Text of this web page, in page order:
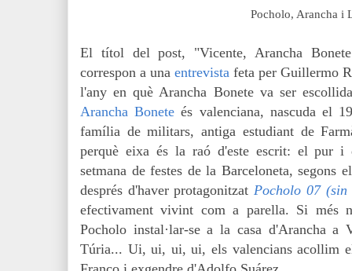
Pocholo, Arancha i
El títol del post, "Vicente, Arancha
correspon a una entrevista feta per Guillermo
l'any en què Arancha Bonete va ser
Arancha Bonete és valenciana, nascuda el
família de militars, antiga estudiant de
perquè eixa és la raó d'este escrit: el pur i
setmana de festes de la Barceloneta, segons
després d'haver protagonitzatPocholo 07
efectivament vivint com a parella. Si més
Pocholo instal·lar-se a la casa d'Arancha
Túria... Ui, ui, ui, ui, els valencians acollim